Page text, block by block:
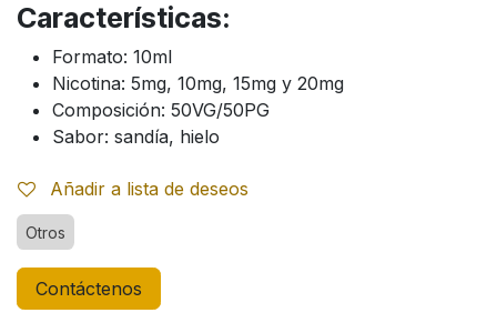
Características:
Formato: 10ml
Nicotina: 5mg, 10mg, 15mg y 20mg
Composición: 50VG/50PG
Sabor: sandía, hielo
Añadir a lista de deseos
Otros
Contáctenos